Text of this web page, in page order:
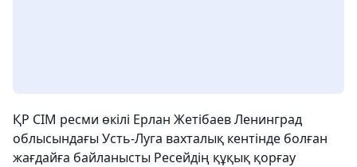
ҚР СІМ ресми өкілі Ерлан Жетібаев Ленинград
облысындағы Усть-Луга вахталық кентінде болған
жағдайға байланысты Ресейдің құқық қорғау